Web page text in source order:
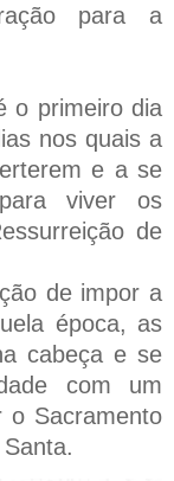
para a
o primeiro dia
nos quais a
e a se
para viver os
de
de impor a
época, as
cabeça e se
com um
o Sacramento